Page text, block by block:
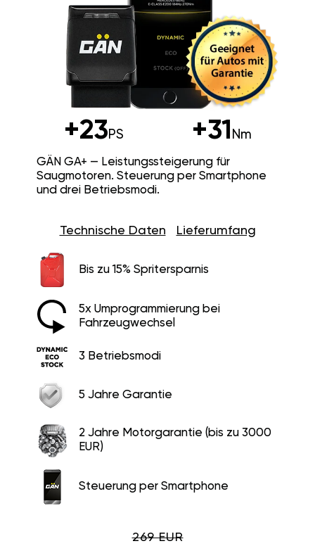
+23PS +31 Nm
GÄN GA+ — Leistungssteigerung für
Saugmotoren. Steuerung per Smartphone
und drei Betriebsmodi.
Technische Daten Lieferumfang
Bis zu 15% Spritersparnis
5x Umprogrammierung bei
Fahrzeugwechsel
3 Betriebsmodi
5 Jahre Garantie
2 Jahre Motorgarantie (bis zu 3000
EUR)
Steuerung per Smartphone
269 EUR